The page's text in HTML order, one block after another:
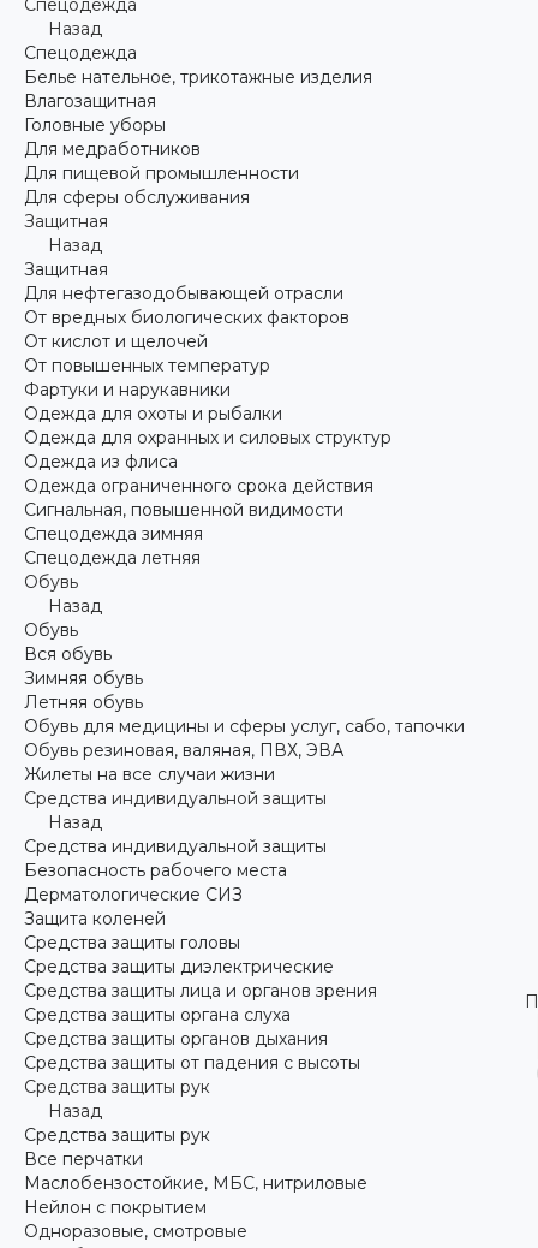
Назад
Спецодежда
Белье нательное, трикотажные изделия
Влагозащитная
Головные уборы
Для медработников
Для пищевой промышленности
Для сферы обслуживания
Защитная
Назад
Защитная
Для нефтегазодобывающей отрасли
От вредных биологических факторов
От кислот и щелочей
От повышенных температур
Фартуки и нарукавники
Одежда для охоты и рыбалки
Одежда для охранных и силовых структур
Одежда из флиса
Одежда ограниченного срока действия
Сигнальная, повышенной видимости
Спецодежда зимняя
Спецодежда летняя
Обувь
Назад
Обувь
Вся обувь
Зимняя обувь
Летняя обувь
Обувь для медицины и сферы услуг, сабо, тапочки
Обувь резиновая, валяная, ПВХ, ЭВА
Жилеты на все случаи жизни
Средства индивидуальной защиты
Назад
Средства индивидуальной защиты
Безопасность рабочего места
Дерматологические СИЗ
Защита коленей
Средства защиты головы
Средства защиты диэлектрические
Средства защиты лица и органов зрения
Средства защиты органа слуха
Средства защиты органов дыхания
Средства защиты от падения с высоты
Средства защиты рук
Назад
Средства защиты рук
Все перчатки
Маслобензостойкие, МБС, нитриловые
Нейлон с покрытием
Одноразовые, смотровые